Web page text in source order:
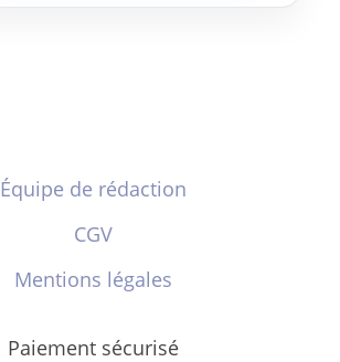
Équipe de rédaction
CGV
Mentions légales
Paiement sécurisé